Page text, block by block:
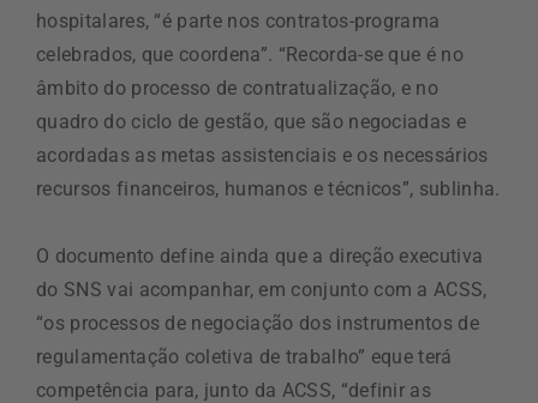
hospitalares, “é parte nos contratos-programa
celebrados, que coordena”. “Recorda-se que é no
âmbito do processo de contratualização, e no
quadro do ciclo de gestão, que são negociadas e
acordadas as metas assistenciais e os necessários
recursos financeiros, humanos e técnicos”, sublinha.
O documento define ainda que a direção executiva
do SNS vai acompanhar, em conjunto com a ACSS,
“os processos de negociação dos instrumentos de
regulamentação coletiva de trabalho” eque terá
competência para, junto da ACSS, “definir as